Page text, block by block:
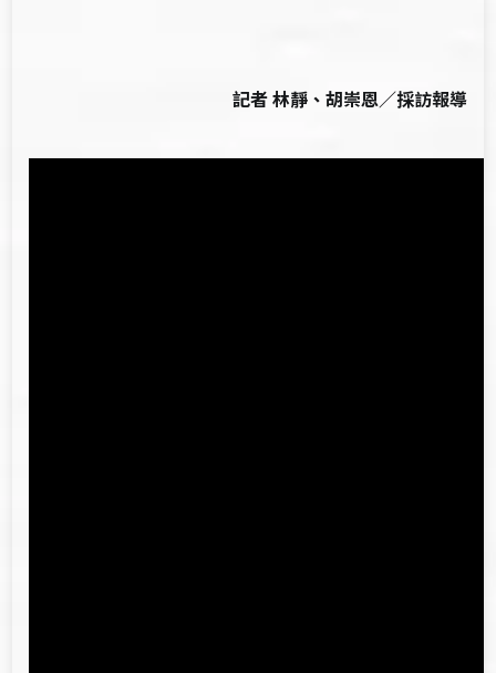
記者 林靜、胡崇恩／採訪報導